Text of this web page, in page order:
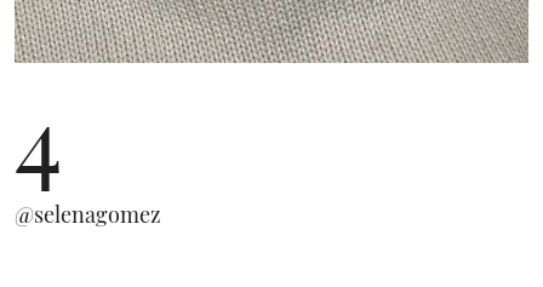
4
@selenagomez